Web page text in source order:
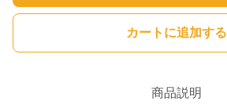
カートに追加する
商品説明